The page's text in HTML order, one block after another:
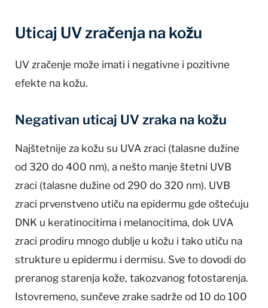
Uticaj UV zračenja na kožu
UV zračenje može imati i negativne i pozitivne
efekte na kožu.
Negativan uticaj UV zraka na kožu
Najštetnije za kožu su UVA zraci (talasne dužine
od 320 do 400 nm), a nešto manje štetni UVB
zraci (talasne dužine od 290 do 320 nm). UVB
zraci prvenstveno utiču na epidermu gde oštećuju
DNK u keratinocitima i melanocitima, dok UVA
zraci prodiru mnogo dublje u kožu i tako utiču na
strukture u epidermu i dermisu. Sve to dovodi do
preranog starenja kože, takozvanog fotostarenja.
Istovremeno, sunčeve zrake sadrže od 10 do 100